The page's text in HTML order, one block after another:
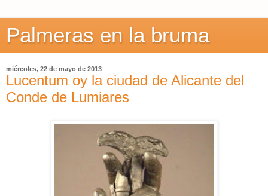
Palmeras en la bruma
miércoles, 22 de mayo de 2013
Lucentum oy la ciudad de Alicante del
Conde de Lumiares